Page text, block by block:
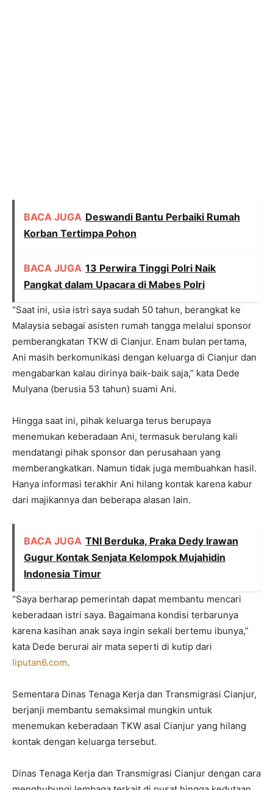
BACA JUGA Deswandi Bantu Perbaiki Rumah
Korban Tertimpa Pohon
BACA JUGA 13 Perwira Tinggi Polri Naik
Pangkat dalam Upacara di Mabes Polri
“Saat ini, usia istri saya sudah 50 tahun, berangkat ke
Malaysia sebagai asisten rumah tangga melalui sponsor
pemberangkatan TKW di Cianjur. Enam bulan pertama,
Ani masih berkomunikasi dengan keluarga di Cianjur dan
mengabarkan kalau dirinya baik-baik saja,” kata Dede
Mulyana (berusia 53 tahun) suami Ani.
Hingga saat ini, pihak keluarga terus berupaya
menemukan keberadaan Ani, termasuk berulang kali
mendatangi pihak sponsor dan perusahaan yang
memberangkatkan. Namun tidak juga membuahkan hasil.
Hanya informasi terakhir Ani hilang kontak karena kabur
dari majikannya dan beberapa alasan lain.
BACA JUGA TNI Berduka, Praka Dedy Irawan
Gugur Kontak Senjata Kelompok Mujahidin
Indonesia Timur
“Saya berharap pemerintah dapat membantu mencari
keberadaan istri saya. Bagaimana kondisi terbarunya
karena kasihan anak saya ingin sekali bertemu ibunya,”
kata Dede berurai air mata seperti di kutip dari
liputan6.com.
Sementara Dinas Tenaga Kerja dan Transmigrasi Cianjur,
berjanji membantu semaksimal mungkin untuk
menemukan keberadaan TKW asal Cianjur yang hilang
kontak dengan keluarga tersebut.
Dinas Tenaga Kerja dan Transmigrasi Cianjur dengan cara